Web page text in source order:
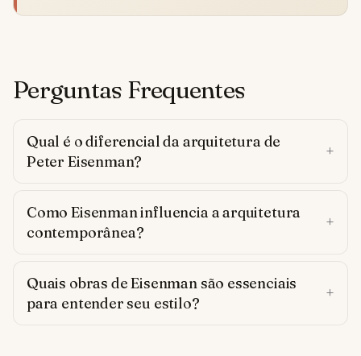
Perguntas Frequentes
Qual é o diferencial da arquitetura de
Peter Eisenman?
Como Eisenman influencia a arquitetura
contemporânea?
Quais obras de Eisenman são essenciais
para entender seu estilo?